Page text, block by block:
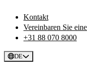
Kontakt
Vereinbaren Sie
+31 88 070 8000
DE